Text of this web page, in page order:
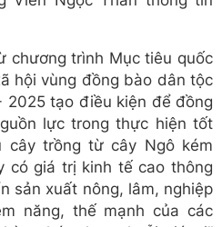
chương trình Mục tiêu quốc
hội vùng đồng bào dân tộc
2025 tạo điều kiện để đồng
lực trong thực hiện tốt
cây trồng từ cây Ngô kém
có giá trị kinh tế cao thông
sản xuất nông, lâm, nghiệp
năng, thế mạnh của các